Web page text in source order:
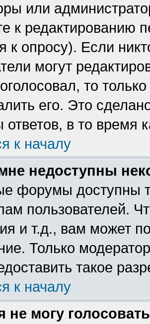
или
к редактированию
к опросу). Если
могут
то
его. Это
ответов, в то время
к началу
недоступны
форумы доступны
пользователей.
и т.д., вам может
Только
такое
к началу
не могу